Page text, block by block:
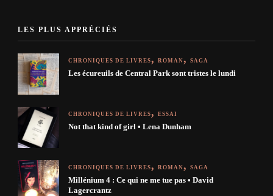
LES PLUS APPRÉCIÉS
CHRONIQUES DE LIVRES ROMAN SAGA
Les écureuils de Central Park sont tristes le lundi
CHRONIQUES DE LIVRES ESSAI
Not that kind of girl • Lena Dunham
CHRONIQUES DE LIVRES ROMAN SAGA
Millénium 4 : Ce qui ne me tue pas • David
Lagercrantz